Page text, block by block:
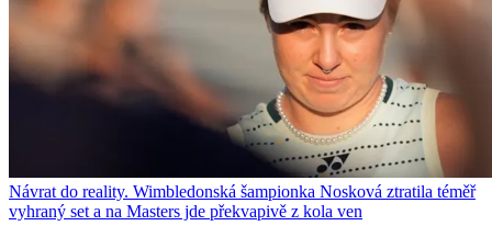
Návrat do reality. Wimbledonská šampionka Nosková ztratila téměř
vyhraný set a na Masters jde překvapivě z kola ven